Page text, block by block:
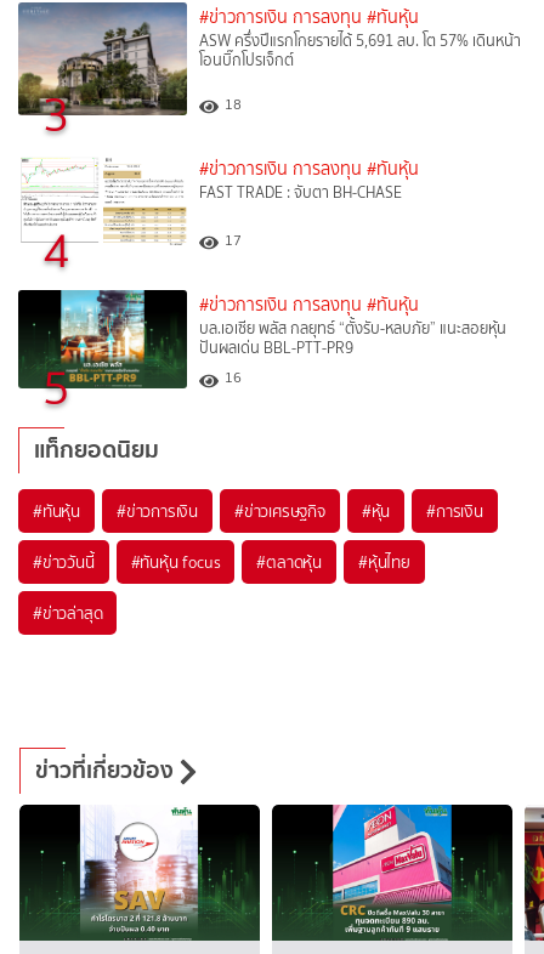
3
#ข่าวการเงิน การลงทุน #ทันหุ้น
ASW ครึ่งปีแรกโกยรายได้ 5,691 ลบ. โต 57% เดินหน้า
โอนบิ๊กโปรเจ็กต์
18
4
#ข่าวการเงิน การลงทุน #ทันหุ้น
FAST TRADE : จับตา BH-CHASE
17
5
#ข่าวการเงิน การลงทุน #ทันหุ้น
บล.เอเซีย พลัส กลยุทธ์ “ตั้งรับ-หลบภัย” แนะสอยหุ้น
ปันผลเด่น BBL-PTT-PR9
16
แท็กยอดนิยม
#ทันหุ้น #ข่าวการเงิน #ข่าวเศรษฐกิจ #หุ้น #การเงิน
#ข่าววันนี้ #ทันหุ้น focus #ตลาดหุ้น #หุ้นไทย
#ข่าวล่าสุด
ข่าวที่เกี่ยวข้อง